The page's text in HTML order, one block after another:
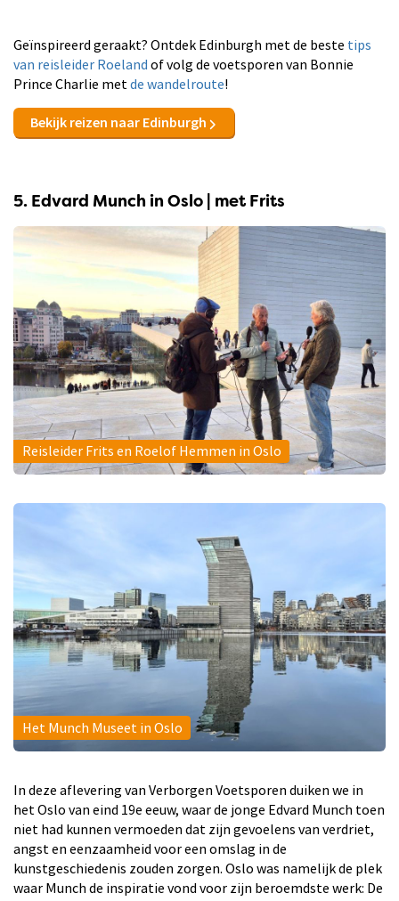
Geïnspireerd geraakt? Ontdek Edinburgh met de beste tips
van reisleider Roeland of volg de voetsporen van Bonnie
Prince Charlie metde wandelroute!
Bekijk reizen naar Edinburgh
5. Edvard Munch in Oslo | met Frits
Reisleider Frits en Roelof Hemmen in Oslo
Het Munch Museet in Oslo
In deze aflevering van Verborgen Voetsporen duiken we in
het Oslo van eind 19e eeuw, waar de jonge Edvard Munch toen
niet had kunnen vermoeden dat zijn gevoelens van verdriet,
angst en eenzaamheid voor een omslag in de
kunstgeschiedenis zouden zorgen. Oslo was namelijk de plek
waar Munch de inspiratie vond voor zijn beroemdste werk: De